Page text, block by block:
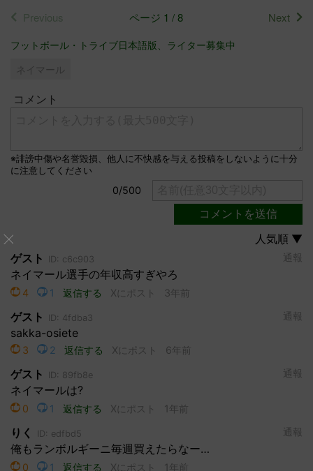
Previous ページ 1 / 8
Next
フットボール・トライブ日本語版、ライター募集中
ネイマール